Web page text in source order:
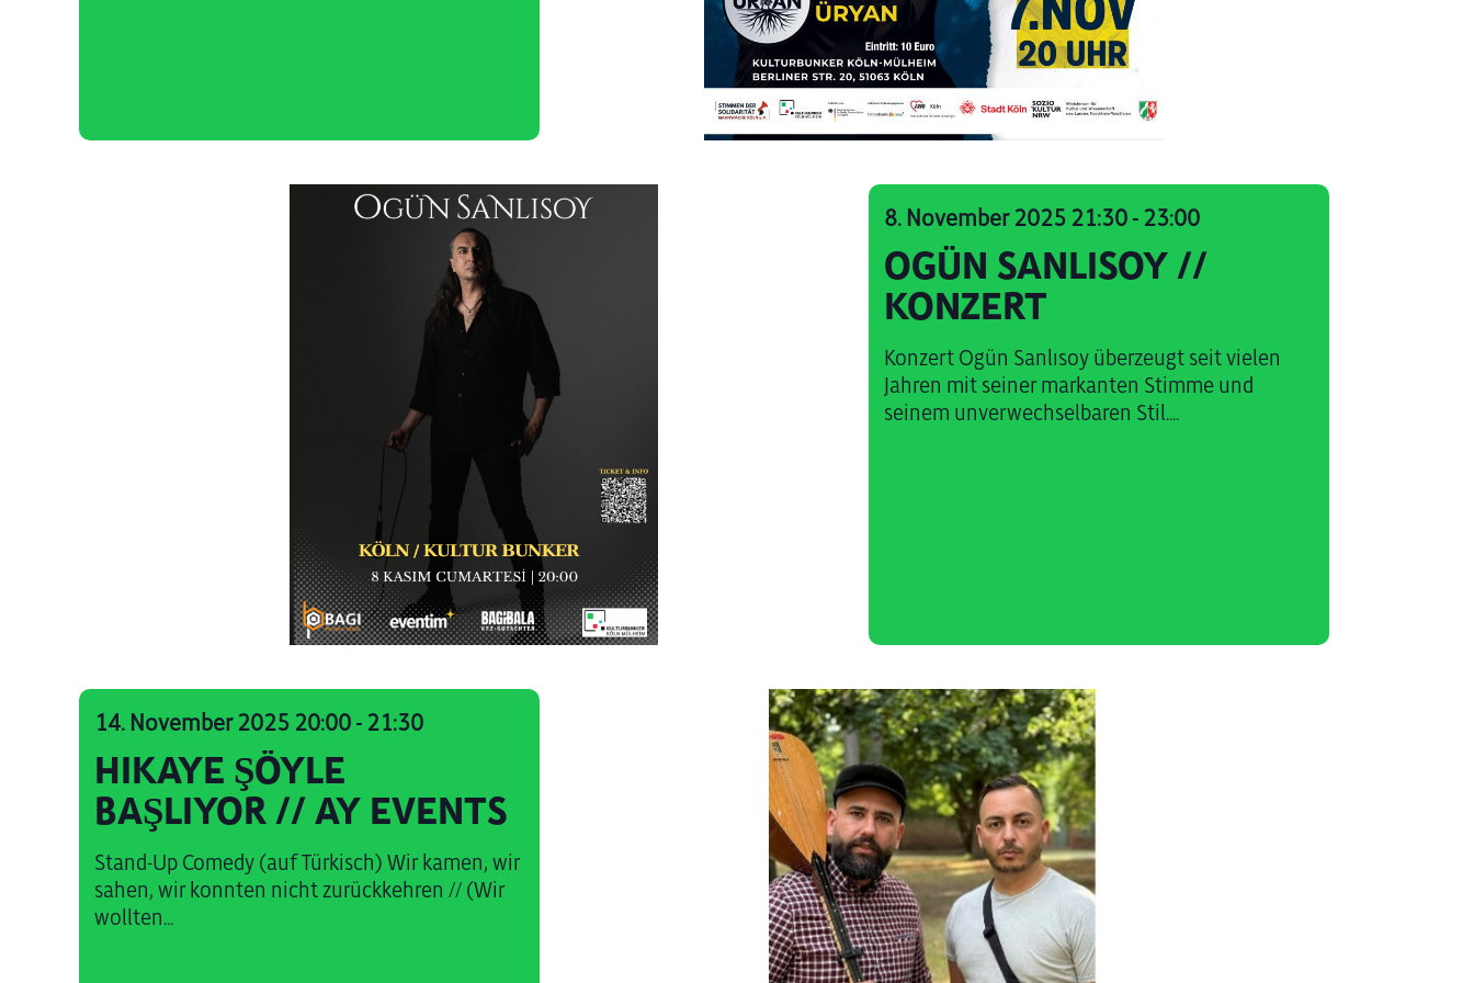
8. November 2025 21:30 - 23:00
OGÜN SANLISOY //
KONZERT
Konzert Ogün Sanlısoy überzeugt seit vielen
Jahren mit seiner markanten Stimme und
seinem unverwechselbaren Stil....
14. November 2025 20:00 - 21:30
HIKAYE ŞÖYLE
BAŞLIYOR // AY EVENTS
Stand-Up Comedy (auf Türkisch) Wir kamen, wir
sahen, wir konnten nicht zurückkehren // (Wir
wollten...